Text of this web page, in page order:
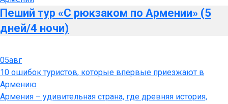
Пеший тур «С рюкзаком по Армении» (5
дней/4 ночи)
05авг
10 ошибок туристов, которые впервые приезжают в
Армению
Армения – удивительная страна, где древняя история,